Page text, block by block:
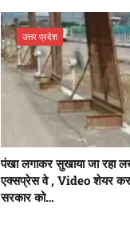
उत्तर प्रदेश
पंखा लगाकर सुखाया जा रहा
एक्सप्रेस वे , Video शेयर
सरकार को…